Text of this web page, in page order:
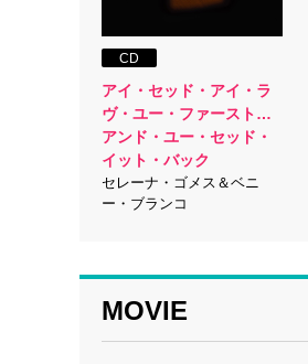
CD
アイ・セッド・アイ・ラ
ヴ・ユー・ファースト…
アンド・ユー・セッド・
イット・バック
セレーナ・ゴメス＆ベニ
ー・ブランコ
MOVIE